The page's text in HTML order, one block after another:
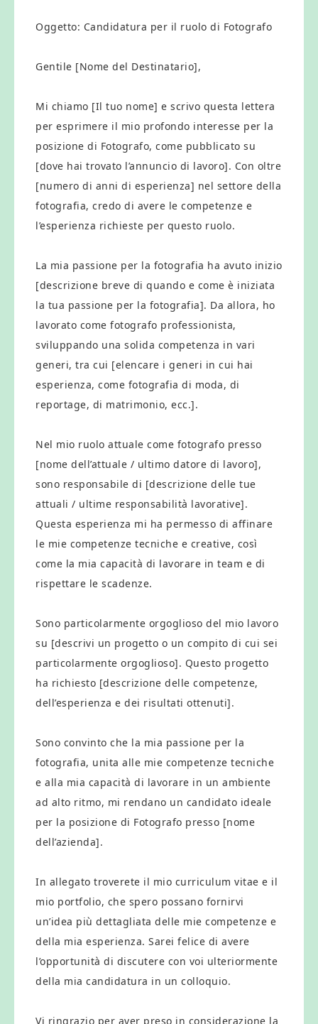
Oggetto: Candidatura per il ruolo di Fotografo
Gentile [Nome del Destinatario],
Mi chiamo [Il tuo nome] e scrivo questa lettera
per esprimere il mio profondo interesse per la
posizione di Fotografo, come pubblicato su
[dove hai trovato l’annuncio di lavoro]. Con oltre
[numero di anni di esperienza] nel settore della
fotografia, credo di avere le competenze e
l’esperienza richieste per questo ruolo.
La mia passione per la fotografia ha avuto inizio
[descrizione breve di quando e come è iniziata
la tua passione per la fotografia]. Da allora, ho
lavorato come fotografo professionista,
sviluppando una solida competenza in vari
generi, tra cui [elencare i generi in cui hai
esperienza, come fotografia di moda, di
reportage, di matrimonio, ecc.].
Nel mio ruolo attuale come fotografo presso
[nome dell’attuale / ultimo datore di lavoro],
sono responsabile di [descrizione delle tue
attuali / ultime responsabilità lavorative].
Questa esperienza mi ha permesso di affinare
le mie competenze tecniche e creative, così
come la mia capacità di lavorare in team e di
rispettare le scadenze.
Sono particolarmente orgoglioso del mio lavoro
su [descrivi un progetto o un compito di cui sei
particolarmente orgoglioso]. Questo progetto
ha richiesto [descrizione delle competenze,
dell’esperienza e dei risultati ottenuti].
Sono convinto che la mia passione per la
fotografia, unita alle mie competenze tecniche
e alla mia capacità di lavorare in un ambiente
ad alto ritmo, mi rendano un candidato ideale
per la posizione di Fotografo presso [nome
dell’azienda].
In allegato troverete il mio curriculum vitae e il
mio portfolio, che spero possano fornirvi
un’idea più dettagliata delle mie competenze e
della mia esperienza. Sarei felice di avere
l’opportunità di discutere con voi ulteriormente
della mia candidatura in un colloquio.
Vi ringrazio per aver preso in considerazione la